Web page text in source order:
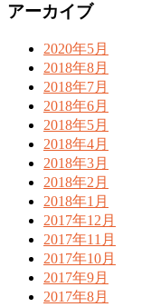
アーカイブ
2020年5月
2018年8月
2018年7月
2018年6月
2018年5月
2018年4月
2018年3月
2018年2月
2018年1月
2017年12月
2017年11月
2017年10月
2017年9月
2017年8月